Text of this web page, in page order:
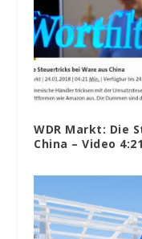
WDR Markt: Die
China – Video